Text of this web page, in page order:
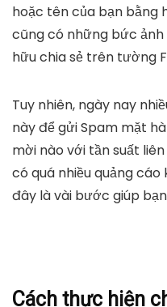
hoặc tên của bạn bằng
cũng có những bức
hữu chia sẻ trên tường
Tuy nhiên, ngày nay
này để gửi Spam mặt
mời nào với tần suất
có quá nhiều quảng cáo
đây là vài bước giúp
Cách thực hiện